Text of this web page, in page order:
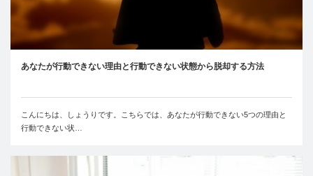
あなたが行動できない理由と行動できない状態から脱却する方法
こんにちは、しょうりです。こちらでは、あなたが行動できない5つの理由と
行動できない状…